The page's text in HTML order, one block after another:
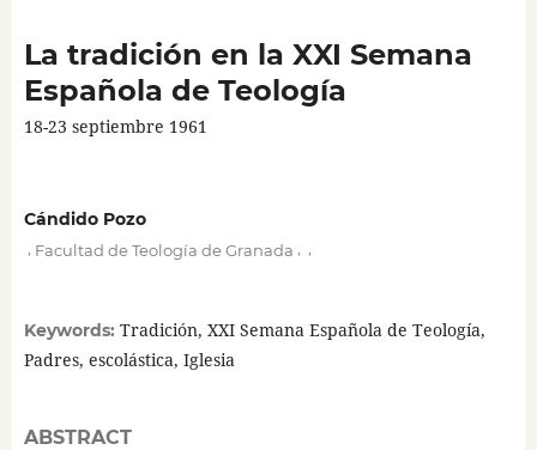
La tradición en la XXI Semana
Española de Teología
18-23 septiembre 1961
Cándido Pozo
Facultad de Teología de Granada
Keywords: Tradición, XXI Semana Española de Teología,
Padres, escolástica, Iglesia
ABSTRACT